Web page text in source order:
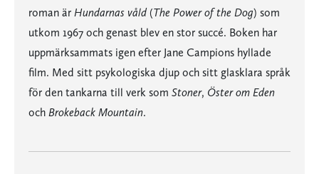
roman är Hundarnas våld (The Power of the Dog) som
utkom 1967 och genast blev en stor succé. Boken har
uppmärk­sammats igen efter Jane Campions hyllade
film. Med sitt psykologiska djup och sitt glasklara språk
för den tankarna till verk som Stoner, Öster om Eden
och Brokeback Mountain.